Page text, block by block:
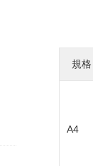
規格
A4